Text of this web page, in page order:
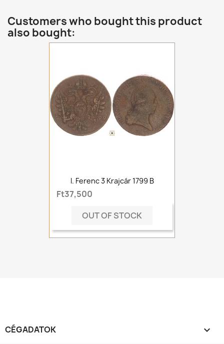
Customers who bought this product
also bought:
I. Ferenc 3 Krajcár 1799 B
Ft37,500
OUT OF STOCK
CÉGADATOK 